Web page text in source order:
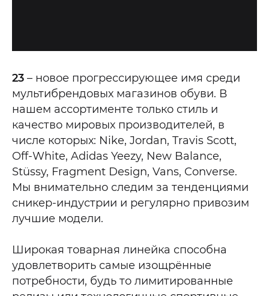
23 – новое прогрессирующее имя среди
мультибрендовых магазинов обуви. В
нашем ассортименте только стиль и
качество мировых производителей, в
числе которых: Nike, Jordan, Travis Scott,
Off-White, Adidas Yeezy, New Balance,
Stüssy, Fragment Design, Vans, Converse.
Мы внимательно следим за тенденциями
сникер-индустрии и регулярно привозим
лучшие модели.
Широкая товарная линейка способна
удовлетворить самые изощрённые
потребности, будь то лимитированные